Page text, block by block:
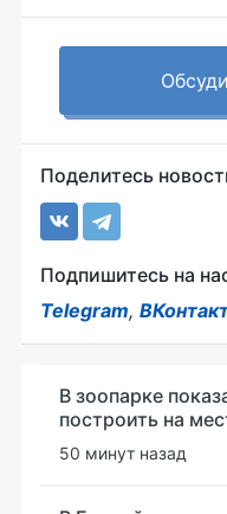
Поделитесь
Подпишитесь на
Telegram,
В зоопарке
построить на
50 минут назад